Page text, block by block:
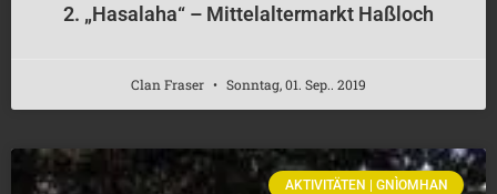
2. „Hasalaha“ – Mittelaltermarkt Haßloch
Clan Fraser Sonntag, 01. Sep.. 2019
AKTIVITÄTEN | GNÌOMHAN